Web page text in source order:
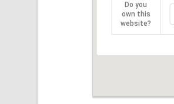
Do you
own this
website?